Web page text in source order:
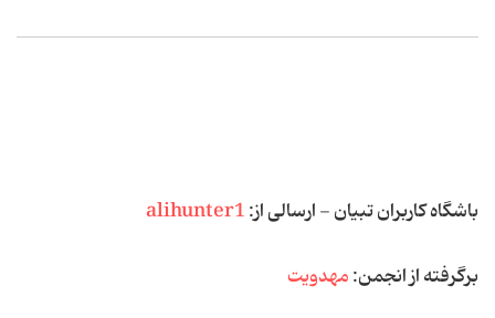
باشگاه كاربران تبیان - ارسالی از:alihunter1
برگرفته از انجمن:مهدویت